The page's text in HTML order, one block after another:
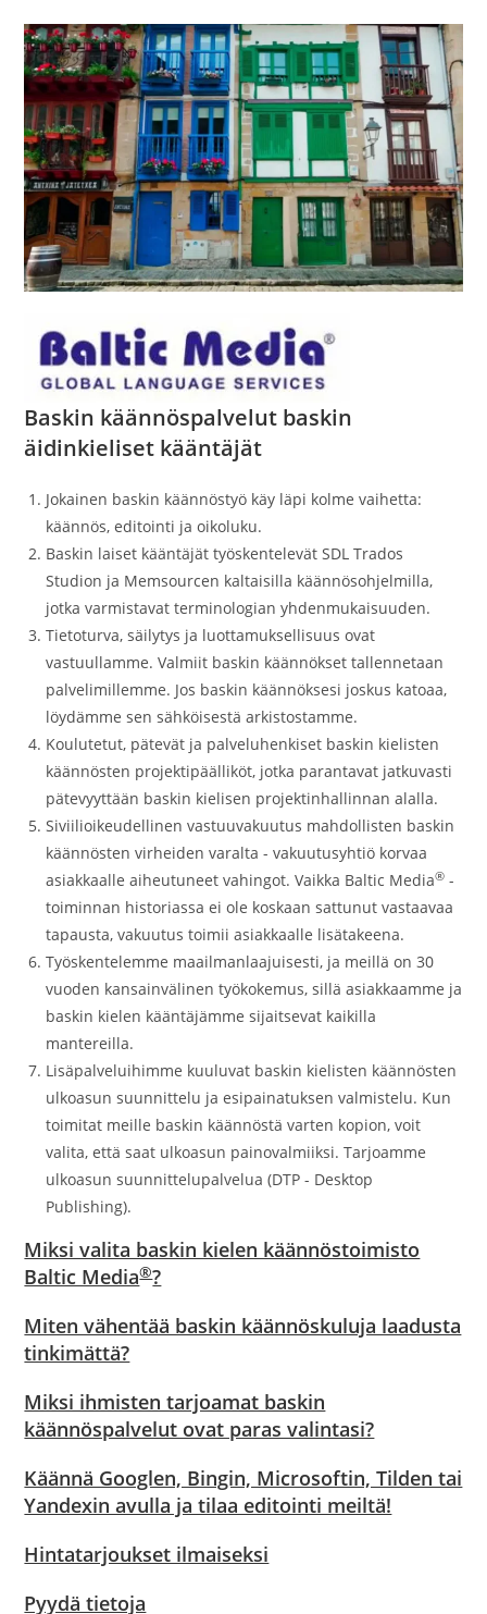
Baskin käännöspalvelut baskin
äidinkieliset kääntäjät
Jokainen baskin käännöstyö käy läpi kolme vaihetta:
käännös, editointi ja oikoluku.
Baskin laiset kääntäjät työskentelevät SDL Trados
Studion ja Memsourcen kaltaisilla käännösohjelmilla,
jotka varmistavat terminologian yhdenmukaisuuden.
Tietoturva, säilytys ja luottamuksellisuus ovat
vastuullamme. Valmiit baskin käännökset tallennetaan
palvelimillemme. Jos baskin käännöksesi joskus katoaa,
löydämme sen sähköisestä arkistostamme.
Koulutetut, pätevät ja palveluhenkiset baskin kielisten
käännösten projektipäälliköt, jotka parantavat jatkuvasti
pätevyyttään baskin kielisen projektinhallinnan alalla.
Siviilioikeudellinen vastuuvakuutus mahdollisten baskin
käännösten virheiden varalta - vakuutusyhtiö korvaa
asiakkaalle aiheutuneet vahingot. Vaikka Baltic Media® -
toiminnan historiassa ei ole koskaan sattunut vastaavaa
tapausta, vakuutus toimii asiakkaalle lisätakeena.
Työskentelemme maailmanlaajuisesti, ja meillä on 30
vuoden kansainvälinen työkokemus, sillä asiakkaamme ja
baskin kielen kääntäjämme sijaitsevat kaikilla
mantereilla.
Lisäpalveluihimme kuuluvat baskin kielisten käännösten
ulkoasun suunnittelu ja esipainatuksen valmistelu. Kun
toimitat meille baskin käännöstä varten kopion, voit
valita, että saat ulkoasun painovalmiiksi. Tarjoamme
ulkoasun suunnittelupalvelua (DTP - Desktop
Publishing).
Miksi valita baskin kielen käännöstoimisto
Baltic Media®?
Miten vähentää baskin käännöskuluja laadusta
tinkimättä?
Miksi ihmisten tarjoamat baskin
käännöspalvelut ovat paras valintasi?
Käännä Googlen, Bingin, Microsoftin, Tilden tai
Yandexin avulla ja tilaa editointi meiltä!
Hintatarjoukset ilmaiseksi
Pyydä tietoja